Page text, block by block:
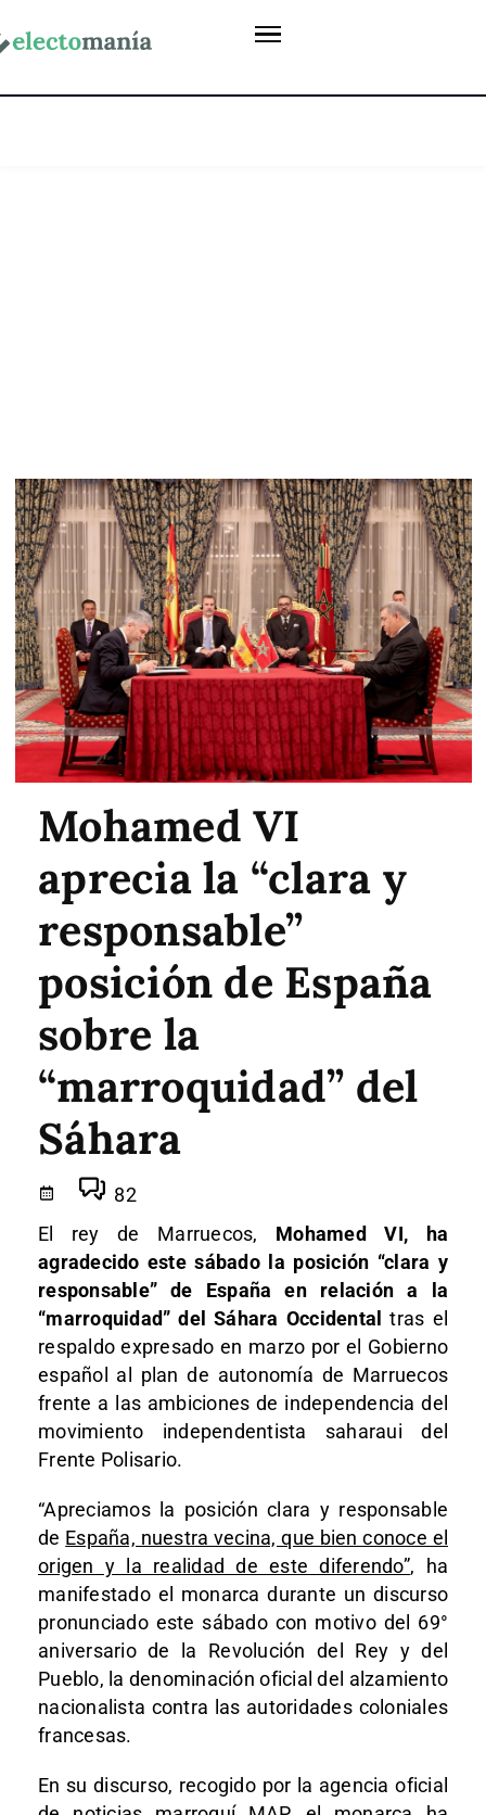
Mohamed VI
aprecia la “clara y
responsable”
posición de España
sobre la
“marroquidad” del
Sáhara
82
El rey de Marruecos, Mohamed VI, ha
agradecido este sábado la posición “clara y
responsable” de España en relación a la
“marroquidad” del Sáhara Occidental
tras el
respaldo expresado en marzo por el Gobierno
español al plan de autonomía de Marruecos
frente a las ambiciones de independencia del
movimiento independentista saharaui del
Frente Polisario.
“Apreciamos la posición clara y responsable
de España, nuestra vecina, que bien conoce el
origen y la realidad de este diferendo”, ha
manifestado el monarca durante un discurso
pronunciado este sábado con motivo del 69°
aniversario de la Revolución del Rey y del
Pueblo, la denominación oficial del alzamiento
nacionalista contra las autoridades coloniales
francesas.
En su discurso, recogido por la agencia oficial